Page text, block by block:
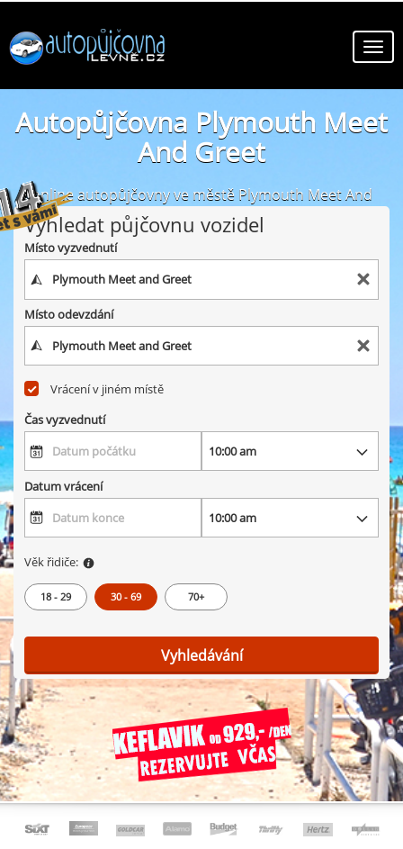
Autopůjčovna Plymouth Meet
And Greet
online autopůjčovny ve městě Plymouth Meet And
Vyhledat půjčovnu vozidel
Místo vyzvednutí
Místo odevzdání
Vrácení v jiném místě
Čas vyzvednutí
Datum vrácení
Věk řidiče:
18 - 29 30 - 69 70+
Vyhledávání